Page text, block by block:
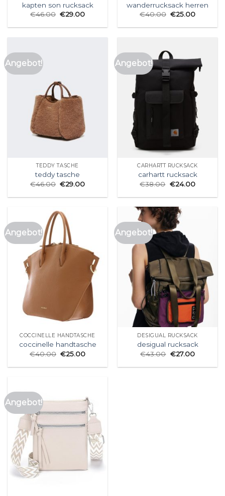
kapten son rucksack
€46.00 €29.00
wanderrucksack herren
€40.00 €25.00
Angebot!
TEDDY TASCHE
teddy tasche
€46.00 €29.00
Angebot!
CARHARTT RUCKSACK
carhartt rucksack
€38.00 €24.00
Angebot!
COCCINELLE HANDTASCHE
coccinelle handtasche
€40.00 €25.00
Angebot!
DESIGUAL RUCKSACK
desigual rucksack
€43.00 €27.00
Angebot!